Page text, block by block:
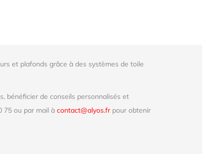
et plafonds grâce à des systèmes de toile
bénéficier de conseils personnalisés et
75 ou par mail à contact@alyos.fr pour obtenir